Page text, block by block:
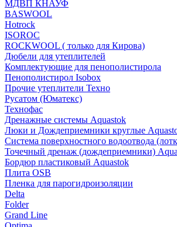
МДВП КНАУФ
BASWOOL
Hotrock
ISOROC
ROCKWOOL ( только для Кирова)
Дюбели для утеплителей
Комплектующие для пенополистирола
Пенополистирол Isobox
Прочие утеплители Техно
Русатом (Юматекс)
Технофас
Дренажные системы Aquastok
Люки и Дождеприемники круглые
Система поверхностного водоотвода
Точечный дренаж (дождеприемники)
Бордюр пластиковый Aquastok
Плита OSB
Пленка для парогидроизоляции
Delta
Folder
Grand Line